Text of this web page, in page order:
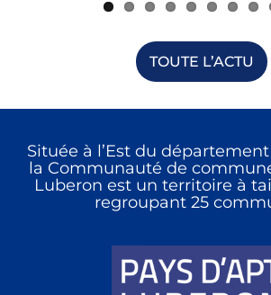
TOUTE L’ACTU
Située à l’Est du
la Communauté de
Luberon est un territoire à
regroupant 25